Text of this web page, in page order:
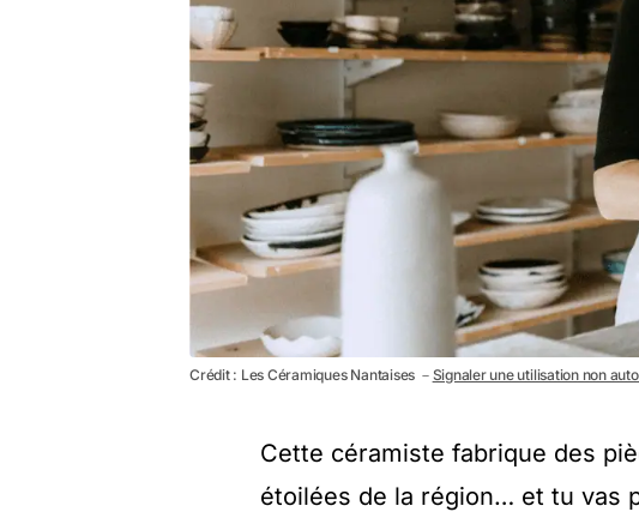
Crédit : Les Céramiques Nantaises － Signaler une utilisation non
Cette céramiste fabrique des
étoilées de la région… et tu vas